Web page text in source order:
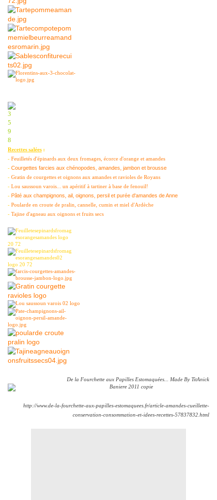
Recettes salées :
- Feuilletés d'épinards aux deux fromages, écorce d'orange et amandes
- Courgettes farcies aux chénopodes, amandes, jambon et brousse
- Gratin de courgettes et oignons aux amandes et ravioles de Royans
- Lou saussoun varois... un apéritif à tartiner à base de fenouil!
- Pâté aux champignons, ail, oignons, persil et purée d'amandes de Anne
- Poularde en croute de pralin, cannelle, cumin et miel d'Ardèche
- Tajine d'agneau aux oignons et fruits secs
De la Fourchette aux Papilles Estomaquées... Made By TitAnick
http://www.de-la-fourchette-aux-papilles-estomaquees.fr/article-amandes-cueillette-
conservation-consommation-et-idees-recettes-57837832.html